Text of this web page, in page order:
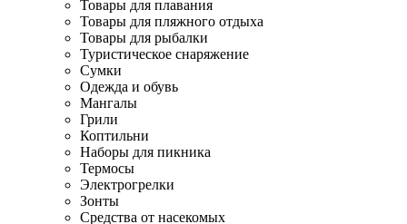
Товары для плавания
Товары для пляжного отдыха
Товары для рыбалки
Туристическое снаряжение
Сумки
Одежда и обувь
Мангалы
Грили
Коптильни
Наборы для пикника
Термосы
Электрогрелки
Зонты
Средства от насекомых